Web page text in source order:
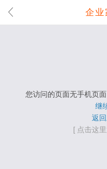
企业
您访问的页面无手机页
继
返
[ 点击这